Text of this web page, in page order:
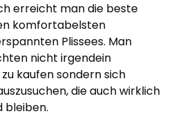
erreicht man die beste
komfortabelsten
Plissees. Man
nicht irgendein
kaufen sondern sich
die auch wirklich
bleiben.